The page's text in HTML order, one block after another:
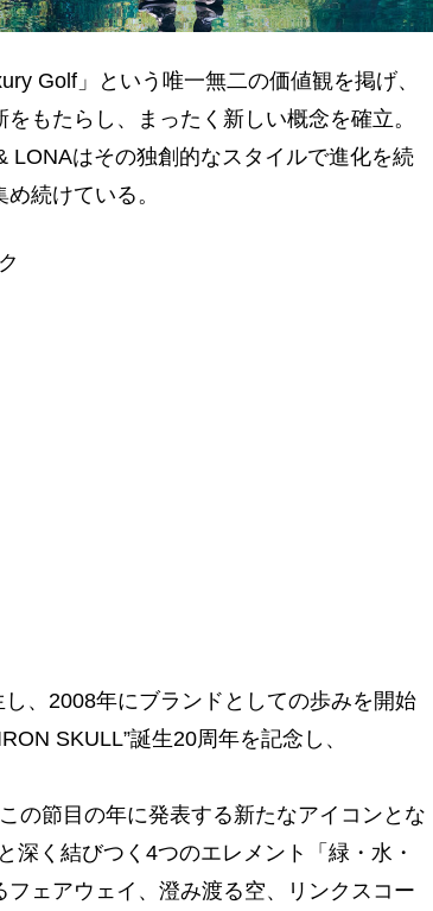
Golf」という唯一無二の価値観を掲げ、
もたらし、まったく新しい概念を確立。
LONAはその独創的なスタイルで進化を続
続けている。
、2008年にブランドとしての歩みを開始
SKULL”誕生20周年を記念し、
の節目の年に発表する新たなアイコンとな
深く結びつく4つのエレメント「緑・水・
ェアウェイ、澄み渡る空、リンクスコー